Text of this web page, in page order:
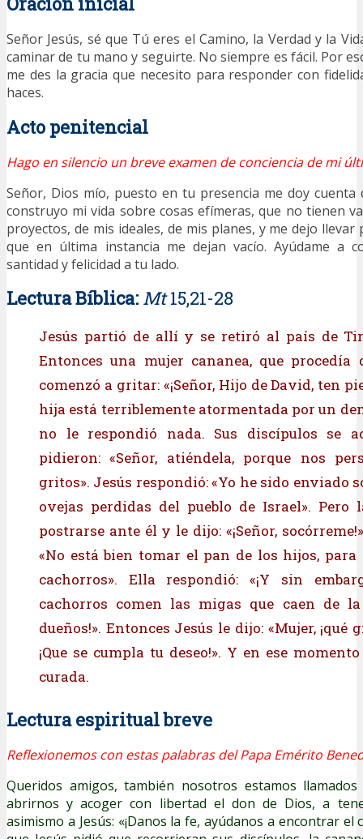
Señor Jesús, sé que Tú eres el Camino, la Verdad y la
caminar de tu mano y seguirte. No siempre es fácil. Por
me des la gracia que necesito para responder con
haces.
Acto penitencial
Hago en silencio un breve examen de conciencia de mi
Señor, Dios mío, puesto en tu presencia me doy cuenta
construyo mi vida sobre cosas efímeras, que no tienen
proyectos, de mis ideales, de mis planes, y me dejo llevar
que en última instancia me dejan vacío. Ayúdame a
santidad y felicidad a tu lado.
Lectura Bíblica: Mt15,21-28
Jesús partió de allí y se retiró al país de
Entonces una mujer cananea, que procedía
comenzó a gritar: «¡Señor, Hijo de David, ten
hija está terriblemente atormentada por un
no le respondió nada. Sus discípulos se
pidieron: «Señor, atiéndela, porque nos
gritos». Jesús respondió: «Yo he sido enviado
ovejas perdidas del pueblo de Israel». Pero
postrarse ante él y le dijo: «¡Señor,
«No está bien tomar el pan de los hijos,
cachorros». Ella respondió: «¡Y sin
cachorros comen las migas que caen de
dueños!». Entonces Jesús le dijo: «Mujer, ¡qué
¡Que se cumpla tu deseo!». Y en ese
curada.
Lectura espiritual breve
Reflexionemos con estas palabras del Papa Emérito
Queridos amigos, también nosotros estamos
abrirnos y acoger con libertad el don de Dios, a
asimismo a Jesús: «¡Danos la fe, ayúdanos a encontrar el